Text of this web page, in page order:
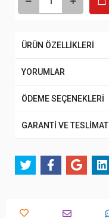
ÜRÜN ÖZELLİKLERİ
YORUMLAR
ÖDEME SEÇENEKLERİ
GARANTİ VE TESLİMAT